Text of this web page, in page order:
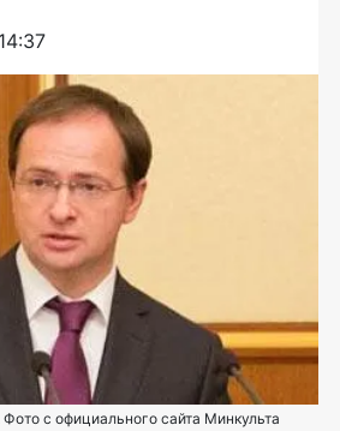
с официального сайта Минкульта